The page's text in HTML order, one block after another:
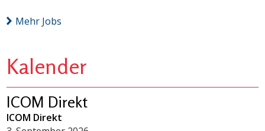
Mehr Jobs
Kalender
ICOM Direkt
ICOM Direkt